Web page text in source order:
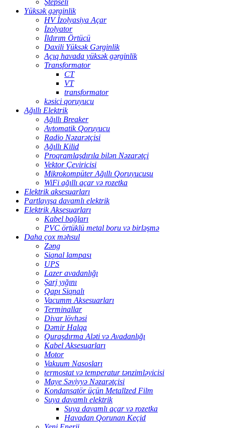
Ştepseli
Yüksək gərginlik
HV İzolyasiya Açar
İzolyator
İldırım Örtücü
Daxili Yüksək Gərginlik
Açıq havada yüksək gərginlik
Transformator
CT
VT
transformator
kəsici qoruyucu
Ağıllı Elektrik
Ağıllı Breaker
Avtomatik Qoruyucu
Radio Nəzarətçisi
Ağıllı Kilid
Proqramlaşdırıla bilən Nəzarətçi
Vektor Çeviricisi
Mikrokompüter Ağıllı Qoruyucusu
WiFi ağıllı açar və rozetka
Elektrik aksesuarları
Partlayışa davamlı elektrik
Elektrik Aksesuarları
Kabel bağları
PVC örtüklü metal boru və birləşmə
Daha çox məhsul
Zəng
Siqnal lampası
UPS
Lazer avadanlığı
Şarj yığını
Qapı Siqnalı
Vacumm Aksesuarları
Terminallar
Divar lövhəsi
Dəmir Halqa
Quraşdırma Aləti və Avadanlığı
Kabel Aksesuarları
Motor
Vakuum Nasosları
termostat və temperatur tənzimləyicisi
Maye Səviyyə Nəzarətçisi
Kondansatör üçün Metallzed Film
Suya davamlı elektrik
Suya davamlı açar və rozetka
Havadan Qorunan Keçid